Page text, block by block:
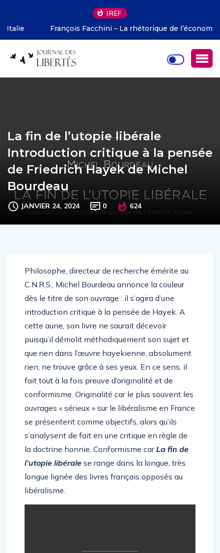
IREF
François Facchini – La rhétorique de l’économie selon
Deirdre McCloskey
La fin de l’utopie libérale
Introduction critique à la pensée
de Friedrich Hayek de Michel
Bourdeau
JANVIER 24, 2024 0 624
Philosophe, directeur de recherche émérite au
C.N.R.S., Michel Bourdeau annonce la couleur
dès le titre de son ouvrage : il s’agira d’une
introduction critique à la pensée de Hayek. A
cette aune, son livre ne saurait décevoir
puisqu’il démolit méthodiquement son sujet et
que rien dans l’œuvre hayekienne, absolument
rien, ne trouve grâce à ses yeux. En ce sens, il
fait tout à la fois preuve d’originalité et de
conformisme. Originalité car le plus souvent les
ouvrages « sérieux » sur le libéralisme en France
se présentent comme objectifs, alors qu’ils
s’analysent de fait en une critique en règle de
la doctrine honnie. Conformisme carLa fin de
l’utopie libéralese range dans la longue, très
longue lignée des livres français opposés au